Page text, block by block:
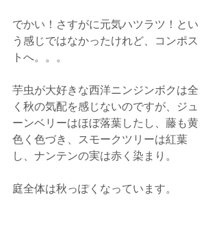
でかい！さすがに元気ハツラツ！とい
う感じではなかったけれど、コンポス
トへ。。。
芋虫が大好きな西洋ニンジンボクは全
く秋の気配を感じないのですが、ジュ
ーンベリーはほぼ落葉したし、藤も黄
色く色づき、スモークツリーは紅葉
し、ナンテンの実は赤く染まり。
庭全体は秋っぽくなっています。